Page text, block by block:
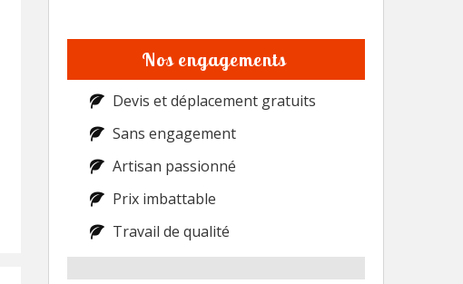
Nos engagements
Devis et déplacement gratuits
Sans engagement
Artisan passionné
Prix imbattable
Travail de qualité